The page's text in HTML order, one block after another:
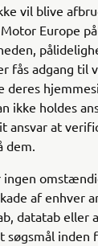
vil blive
Europe
adgang til
deres
ikke holdes
ansvar at
dem.
ingen
af enhver
datatab eller